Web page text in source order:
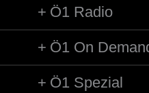
Ö1 Radio
Ö1 On
Ö1 Spezial